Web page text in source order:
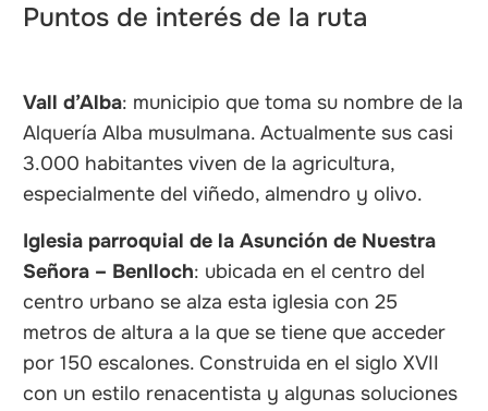
Puntos de interés de la ruta
Vall d’Alba: municipio que toma su nombre de la
Alquería Alba musulmana. Actualmente sus casi
3.000 habitantes viven de la agricultura,
especialmente del viñedo, almendro y olivo.
Iglesia parroquial de la Asunción de Nuestra
Señora – Benlloch: ubicada en el centro del
centro urbano se alza esta iglesia con 25
metros de altura a la que se tiene que acceder
por 150 escalones. Construida en el siglo XVII
con un estilo renacentista y algunas soluciones